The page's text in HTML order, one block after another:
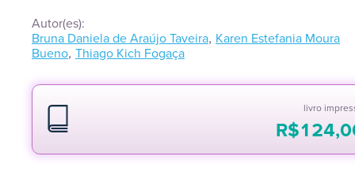
Autor(es):
Bruna Daniela de Araújo Taveira, Karen Estefania Moura
Bueno, Thiago Kich Fogaça
livro
R$